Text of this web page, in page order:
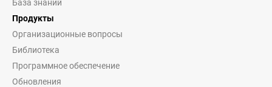
База знаний
Продукты
Организационные вопросы
Библиотека
Программное обеспечение
Обновления